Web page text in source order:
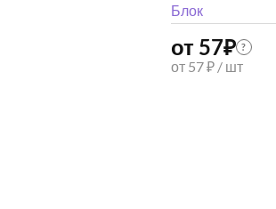
Блок
от 57₽ ?
от 57 ₽ / шт